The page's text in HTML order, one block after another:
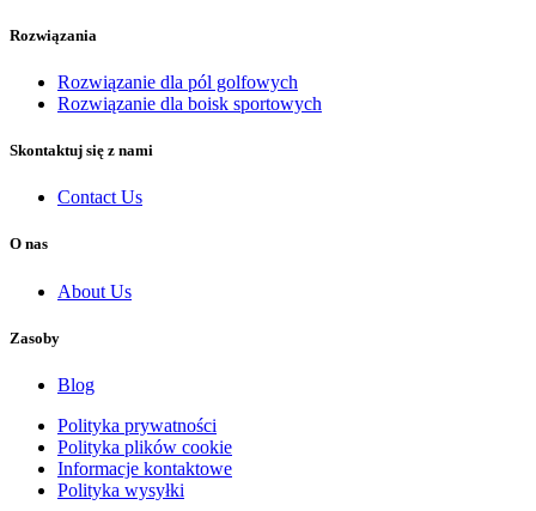
Rozwiązania
Rozwiązanie dla pól golfowych
Rozwiązanie dla boisk sportowych
Skontaktuj się z nami
Contact Us
O nas
About Us
Zasoby
Blog
Polityka prywatności
Polityka plików cookie
Informacje kontaktowe
Polityka wysyłki